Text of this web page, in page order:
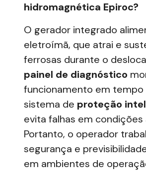
hidromagnética Epiroc?
O gerador integrado
eletroímã, que atrai e
ferrosas durante o
painel de diagnóstico
funcionamento em tempo
sistema de proteção
evita falhas em condições
Portanto, o operador
segurança e
em ambientes de